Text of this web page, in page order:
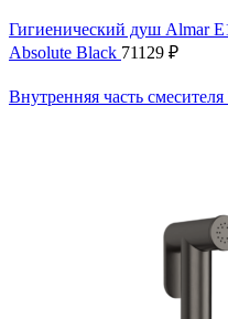
Гигиенический душ Almar
Absolute Black 71129 ₽
Внутренняя часть